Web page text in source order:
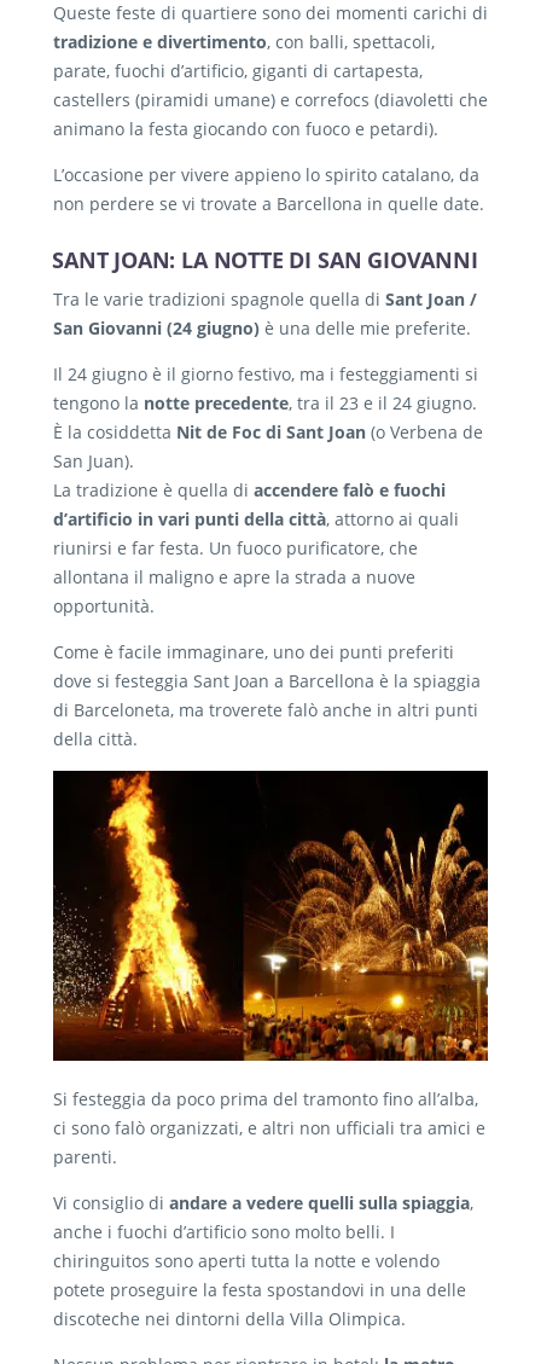
Queste feste di quartiere sono dei momenti carichi di
tradizione e divertimento, con balli, spettacoli,
parate, fuochi d’artificio, giganti di cartapesta,
castellers (piramidi umane) e correfocs (diavoletti che
animano la festa giocando con fuoco e petardi).
L’occasione per vivere appieno lo spirito catalano, da
non perdere se vi trovate a Barcellona in quelle date.
SANT JOAN: LA NOTTE DI SAN GIOVANNI
Tra le varie tradizioni spagnole quella di Sant Joan /
San Giovanni (24 giugno) è una delle mie preferite.
Il 24 giugno è il giorno festivo, ma i festeggiamenti si
tengono la notte precedente, tra il 23 e il 24 giugno.
È la cosiddetta Nit de Foc di Sant Joan (o Verbena de
San Juan).
La tradizione è quella di accendere falò e fuochi
d’artificio in vari punti della città, attorno ai quali
riunirsi e far festa. Un fuoco purificatore, che
allontana il maligno e apre la strada a nuove
opportunità.
Come è facile immaginare, uno dei punti preferiti
dove si festeggia Sant Joan a Barcellona è la spiaggia
di Barceloneta, ma troverete falò anche in altri punti
della città.
Si festeggia da poco prima del tramonto fino all’alba,
ci sono falò organizzati, e altri non ufficiali tra amici e
parenti.
Vi consiglio di andare a vedere quelli sulla spiaggia,
anche i fuochi d’artificio sono molto belli. I
chiringuitos sono aperti tutta la notte e volendo
potete proseguire la festa spostandovi in una delle
discoteche nei dintorni della Villa Olimpica.